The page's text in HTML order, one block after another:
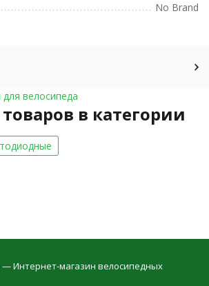
No Brand
велосипеда
в категории
— Интернет-магазин велосипедных